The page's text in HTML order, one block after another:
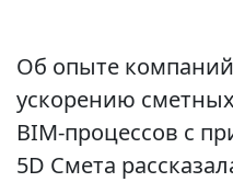
Об опыте
ускорению
BIM‑процессов с
5D Смета